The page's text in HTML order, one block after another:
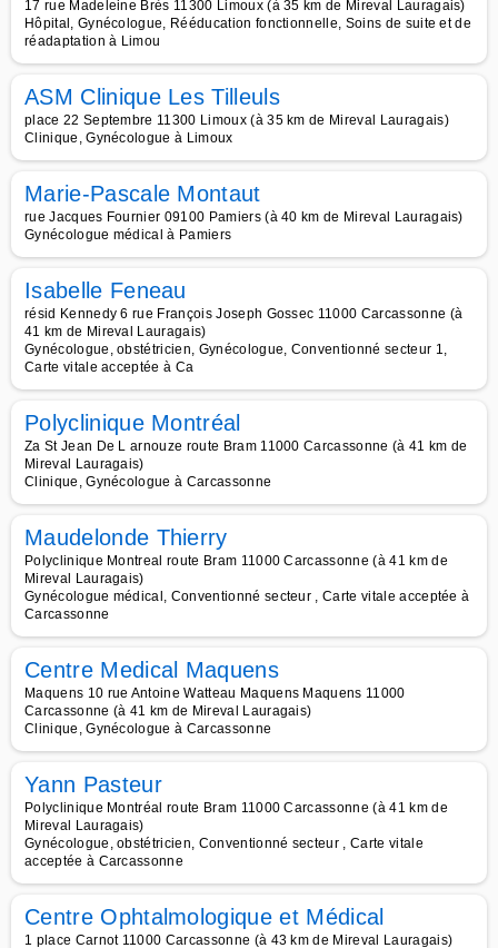
17 rue Madeleine Brès 11300 Limoux (à 35 km de Mireval Lauragais)
Hôpital, Gynécologue, Rééducation fonctionnelle, Soins de suite et de
réadaptation à Limou
ASM Clinique Les Tilleuls
place 22 Septembre 11300 Limoux (à 35 km de Mireval Lauragais)
Clinique, Gynécologue à Limoux
Marie-Pascale Montaut
rue Jacques Fournier 09100 Pamiers (à 40 km de Mireval Lauragais)
Gynécologue médical à Pamiers
Isabelle Feneau
résid Kennedy 6 rue François Joseph Gossec 11000 Carcassonne (à
41 km de Mireval Lauragais)
Gynécologue, obstétricien, Gynécologue, Conventionné secteur 1,
Carte vitale acceptée à Ca
Polyclinique Montréal
Za St Jean De L arnouze route Bram 11000 Carcassonne (à 41 km de
Mireval Lauragais)
Clinique, Gynécologue à Carcassonne
Maudelonde Thierry
Polyclinique Montreal route Bram 11000 Carcassonne (à 41 km de
Mireval Lauragais)
Gynécologue médical, Conventionné secteur , Carte vitale acceptée à
Carcassonne
Centre Medical Maquens
Maquens 10 rue Antoine Watteau Maquens Maquens 11000
Carcassonne (à 41 km de Mireval Lauragais)
Clinique, Gynécologue à Carcassonne
Yann Pasteur
Polyclinique Montréal route Bram 11000 Carcassonne (à 41 km de
Mireval Lauragais)
Gynécologue, obstétricien, Conventionné secteur , Carte vitale
acceptée à Carcassonne
Centre Ophtalmologique et Médical
1 place Carnot 11000 Carcassonne (à 43 km de Mireval Lauragais)